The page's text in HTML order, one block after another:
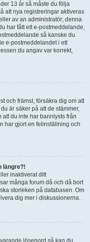
13 år så måste du följa
att nya registreringar aktiveras
av an administratör; denna
har fått ett e-postmeddelande,
så kanske du
e-postmeddelandet i ett
du angav var korrekt,
och främst, försäkra dig om att
är säker på att de stämmer,
att du inte har bannlysts från
har gjort en felinställning och
längre?!
inaktiverat ditt
många forum då och då bort
storleken på databasen. Om
dig mer i diskussionerna.
lösenord så kan du